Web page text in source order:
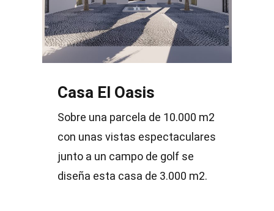
Casa El Oasis
Sobre una parcela de 10.000 m2
con unas vistas espectaculares
junto a un campo de golf se
diseña esta casa de 3.000 m2.